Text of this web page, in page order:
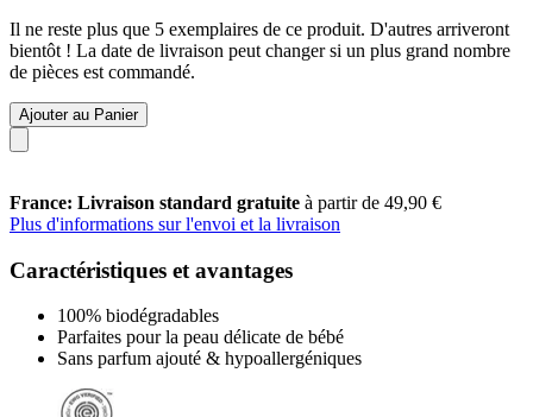
Il ne reste plus que 5 exemplaires de ce produit. D'autres arriveront
bientôt ! La date de livraison peut changer si un plus grand nombre
de pièces est commandé.
Ajouter au Panier
France: Livraison standard gratuite à partir de 49,90 €
Plus d'informations sur l'envoi et la livraison
Caractéristiques et avantages
100% biodégradables
Parfaites pour la peau délicate de bébé
Sans parfum ajouté & hypoallergéniques